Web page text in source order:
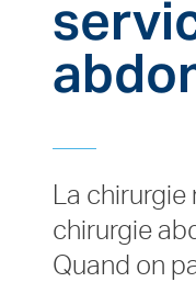
La chirurgie
chirurgie
Quand on